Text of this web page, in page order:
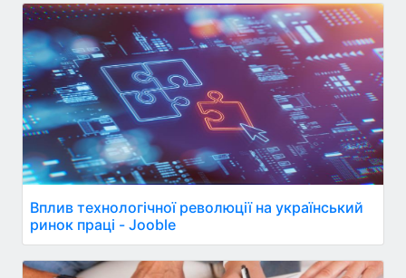
Вплив технологічної революції на український
ринок праці - Jooble